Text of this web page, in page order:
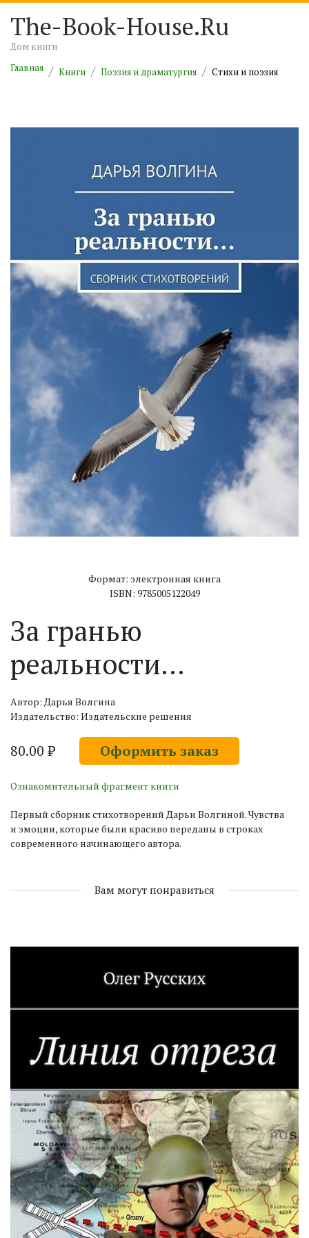
The-Book-House.Ru
Дом книги
Главная
Книги Поэзия и драматургия Cтихи и поэзия
Формат: электронная книга
ISBN: 9785005122049
За гранью
реальности…
Автор: Дарья Волгина
Издательство: Издательские решения
80.00 ₽ Оформить заказ
Ознакомительный фрагмент книги
Первый сборник стихотворений Дарьи Волгиной. Чувства
и эмоции, которые были красиво переданы в строках
современного начинающего автора.
Вам могут понравиться